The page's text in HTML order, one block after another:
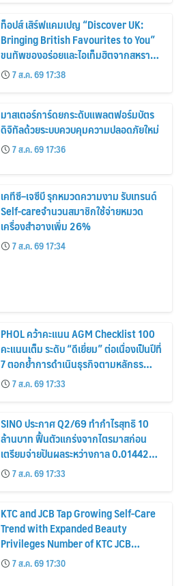
ท็อปส์ เสิร์ฟแคมเปญ “Discover UK:
Bringing British Favourites to You”
ขนทัพของอร่อยและไอเท็มฮิตจากสหราช
อาณาจักร ส่งตรงถึงมือตั้งแต่วันนี้ – 18
สิงหาคมนี้
7 ส.ค. 69 17:38
มาสเตอร์การ์ดยกระดับแพลตฟอร์มบัตร
ดิจิทัลด้วยระบบควบคุมความปลอดภัยใหม่
7 ส.ค. 69 17:36
เคทีซี–เจซีบี รุกหมวดความงาม รับเทรนด์
Self-careจำนวนสมาชิกใช้จ่ายหมวด
เครื่องสำอางเพิ่ม 26%
7 ส.ค. 69 17:34
PHOL คว้าคะแนน AGM Checklist 100
คะแนนเต็ม ระดับ “ดีเยี่ยม” ต่อเนื่องเป็นปีที่
7 ตอกย้ำการดำเนินธุรกิจตามหลักธร
รมาภิบาล โปร่งใส สร้างความเชื่อมั่นผู้ถือ
หุ้น
7 ส.ค. 69 17:33
SINO ประกาศ Q2/69 ทำกำไรสุทธิ 10
ล้านบาท ฟื้นตัวแกร่งจากไตรมาสก่อน
เตรียมจ่ายปันผลระหว่างกาล 0.014423
บาทต่อหุ้น ครึ่งปีหลังมุ่งเติบโตต่อเนื่อง
7 ส.ค. 69 17:33
KTC and JCB Tap Growing Self-Care
Trend with Expanded Beauty
Privileges Number of KTC JCB
Cardmembers Spending on
Cosmetics Rises 26%
7 ส.ค. 69 17:30